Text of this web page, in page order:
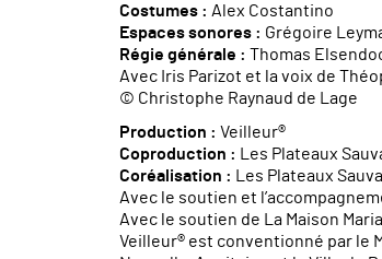
Costumes : Alex Costantino
Espaces sonores : Grégoire
Régie générale : Thomas
Avec Iris Parizot et la voix de
© Christophe Raynaud de Lage
Production : Veilleur®
Coproduction :
Les Plateaux
Coréalisation :
Les Plateaux
Avec le soutien et
Avec le soutien de La Maison
Veilleur® est conventionné par le